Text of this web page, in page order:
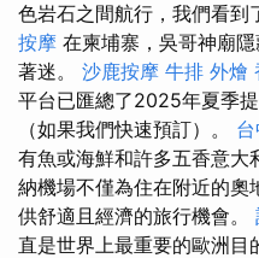
色岩石之間航行，我們看到
按摩 在柬埔寨，吳哥神廟
著迷。 沙鹿按摩 牛排 外燴
平台已匯總了2025年夏季
（如果我們快速預訂）。
有魚或海鮮和許多五香意
納機場不僅為住在附近的奧
供舒適且經濟的旅行機會。
直是世界上最重要的歐洲目